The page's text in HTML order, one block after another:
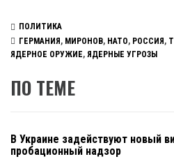
ПОЛИТИКА
ГЕРМАНИЯ , МИРОНОВ, НАТО, РОССИЯ ,
ЯДЕРНОЕ ОРУЖИЕ, ЯДЕРНЫЕ УГРОЗЫ
ПО ТЕМЕ
В Украине задействуют новый
пробационный надзор